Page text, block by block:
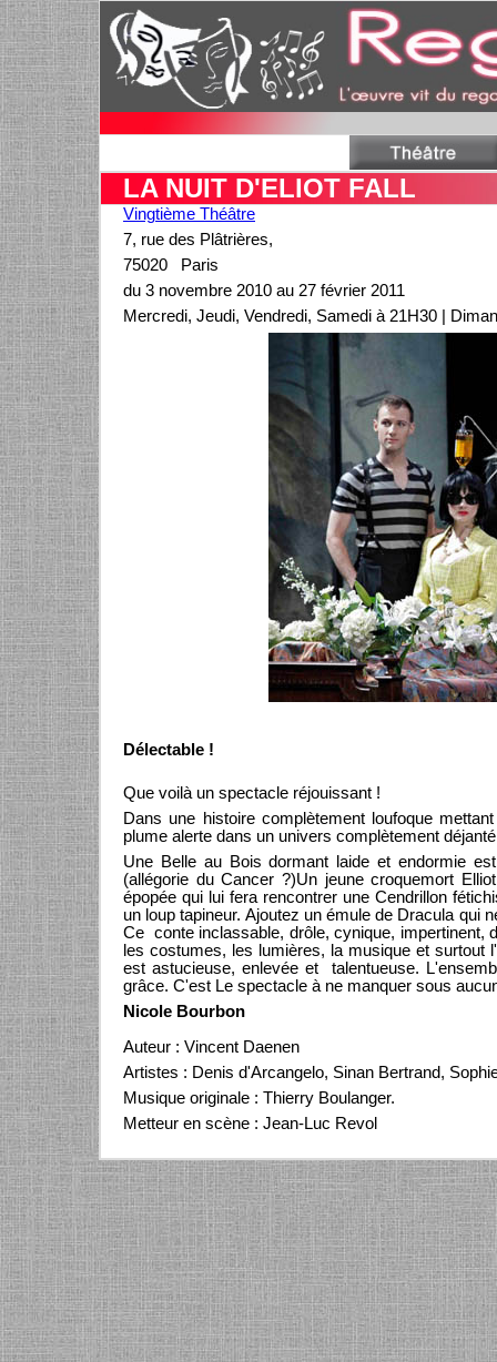
LA NUIT D'ELIOT FALL
Vingtième Théâtre
7, rue des Plâtrières,
75020 Paris
du 3 novembre 2010 au 27 février 2011
Mercredi, Jeudi, Vendredi, Samedi à 21H30 |
Délectable !
Que voilà un spectacle réjouissant !
Dans une histoire complètement loufoque
plume alerte dans un univers complètement
Une Belle au Bois dormant laide et endormie
(allégorie du Cancer ?)Un jeune croquemort
épopée qui lui fera rencontrer une Cendrillon
un loup tapineur. Ajoutez un émule de Dracula qui
Ce conte inclassable, drôle, cynique, impertinent,
les costumes, les lumières, la musique et surtout
est astucieuse, enlevée et talentueuse.
grâce. C'est Le spectacle à ne manquer sous
Nicole Bourbon
Auteur : Vincent Daenen
Artistes : Denis d'Arcangelo, Sinan Bertrand,
Musique originale : Thierry Boulanger.
Metteur en scène : Jean-Luc Revol